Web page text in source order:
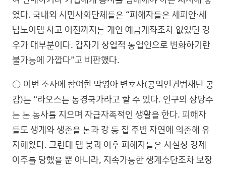
였다. 국내외 시민사회단체들은 “피해자들은 세피안∙세
남노이댐 사고 이전까지는 개인 예금계좌조차 없었던 경
우가 대부분이다. 갑자기 상업적 농업인으로 변화하기란
불가능에 가깝다”고 비판했다.
○ 이번 조사에 참여한 박영아 변호사(공익인권법재단 공
감)는 “라오스는 농경국가라고 할 수 있다. 인구의 상당수
는 논 농사를 지으며 자급자족적인 생활을 한다. 피해자
들도 생계와 생존을 논과 강 등 집 주변 자연에 의존해 유
지해왔다. 그런데 댐 붕괴 이후 피해자들은 사실상 강제
이주를 당했을 뿐 아니라, 지속가능한 생계수단조차 보장